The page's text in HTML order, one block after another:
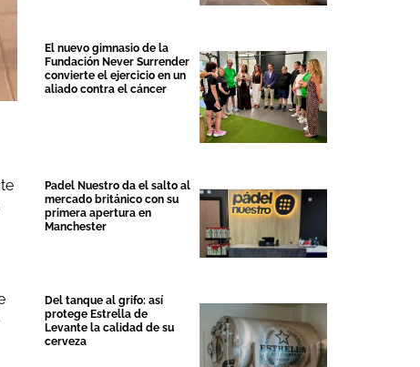
El nuevo gimnasio de la
Fundación Never Surrender
convierte el ejercicio en un
aliado contra el cáncer
Padel Nuestro da el salto al
mercado británico con su
primera apertura en
Manchester
Del tanque al grifo: así
protege Estrella de
Levante la calidad de su
cerveza